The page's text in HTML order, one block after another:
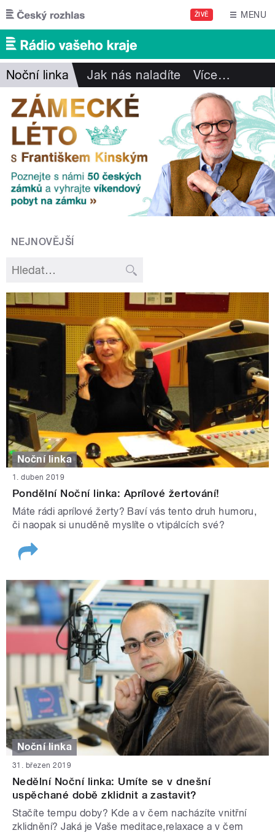
Přejít k hlavnímu obsahu
ŽIVĚ MENU
Noční linka Jak nás naladíte Více…
NEJNOVĚJŠÍ
Noční linka
1. duben 2019
Pondělní Noční linka: Aprílové žertování!
Máte rádi aprílové žerty? Baví vás tento druh humoru,
či naopak si unuděně myslíte o vtipálcích své?
Noční linka
31. březen 2019
Nedělní Noční linka: Umíte se v dnešní
uspěchané době zklidnit a zastavit?
Stačíte tempu doby? Kde a v čem nacházíte vnitřní
zklidnění? Jaká je Vaše meditace,relaxace a v čem